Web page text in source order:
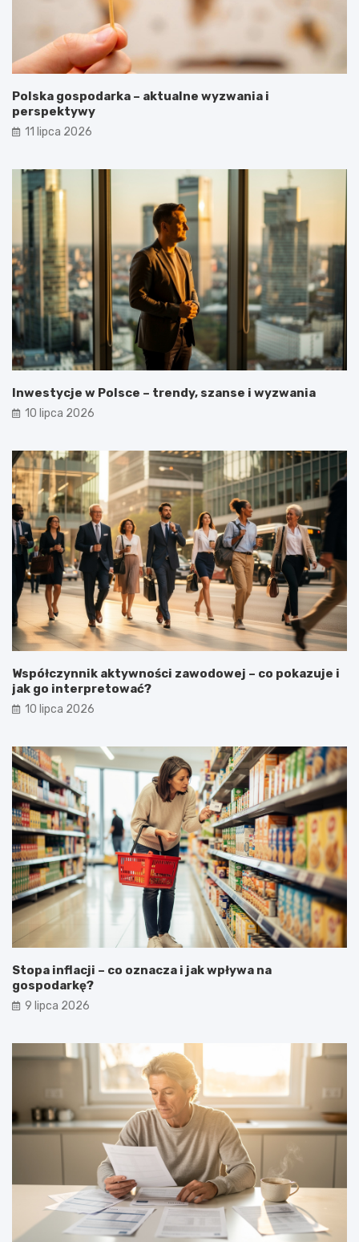
Polska gospodarka – aktualne wyzwania i
perspektywy
11 lipca 2026
Inwestycje w Polsce – trendy, szanse i wyzwania
10 lipca 2026
Współczynnik aktywności zawodowej – co pokazuje i
jak go interpretować?
10 lipca 2026
Stopa inflacji – co oznacza i jak wpływa na
gospodarkę?
9 lipca 2026